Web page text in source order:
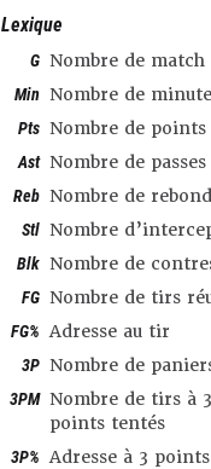
Lexique
G Nombre de match
Min Nombre de
Pts Nombre de points
Ast Nombre de
Reb Nombre de
Stl Nombre
Blk Nombre de
FG Nombre de tirs
FG% Adresse au tir
3P Nombre de
3PM Nombre de tirs à
points tentés
3P% Adresse à 3 points